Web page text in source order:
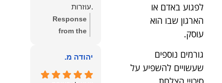
לפגוע באדם או
הארגון שבו הוא
עוסק.
גורמים נוספים
שעשויים להשפיע על
.עוזרות
.ומקשיבות .אין לי
מילים להודות
העוצמות
.והצגת אמת
Response
from the
רבה על המילים
והחמות! כיף
יהודה מ.